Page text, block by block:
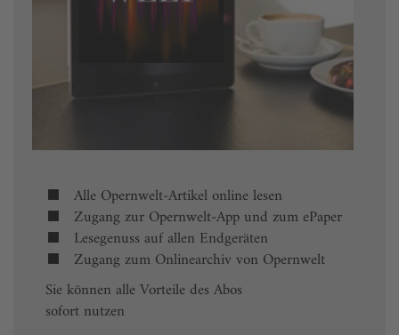
Alle Opernwelt-Artikel online lesen
Zugang zur Opernwelt-App und zum ePaper
Lesegenuss auf allen Endgeräten
Zugang zum Onlinearchiv von Opernwelt
Sie können alle Vorteile des Abos
sofort nutzen